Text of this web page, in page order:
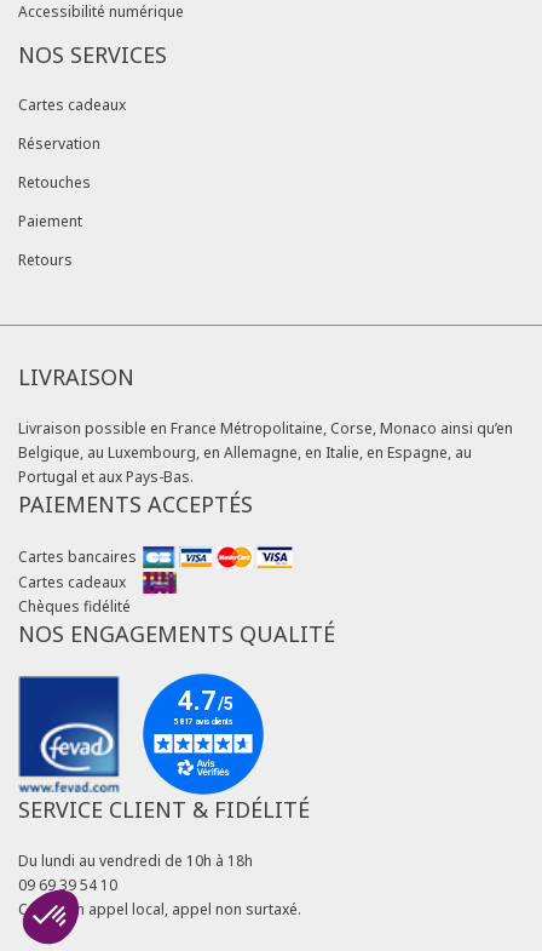
Accessibilité numérique
NOS SERVICES
Cartes cadeaux
Réservation
Retouches
Paiement
Retours
LIVRAISON
Livraison possible en France Métropolitaine, Corse, Monaco ainsi qu’en
Belgique, au Luxembourg, en Allemagne, en Italie, en Espagne, au
Portugal et aux Pays-Bas.
PAIEMENTS ACCEPTÉS
Cartes bancaires
Cartes cadeaux
Chèques fidélité
NOS ENGAGEMENTS QUALITÉ
SERVICE CLIENT & FIDÉLITÉ
Du lundi au vendredi de 10h à 18h
09 69 39 54 10
Coût d'un appel local, appel non surtaxé.